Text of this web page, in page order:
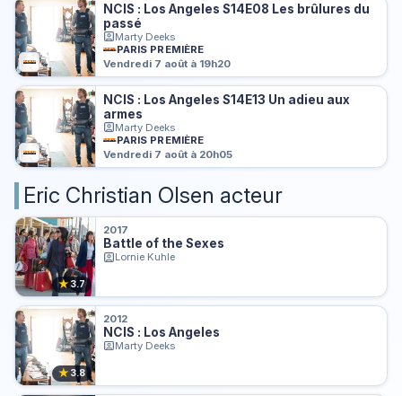
NCIS : Los Angeles S14E08 Les brûlures du
passé
Marty Deeks
PARIS PREMIÈRE
Vendredi 7 août à 19h20
NCIS : Los Angeles S14E13 Un adieu aux
armes
Marty Deeks
PARIS PREMIÈRE
Vendredi 7 août à 20h05
Eric Christian Olsen acteur
★3.7
2017
Battle of the Sexes
Lornie Kuhle
★ 3.8
2012
NCIS : Los Angeles
Marty Deeks